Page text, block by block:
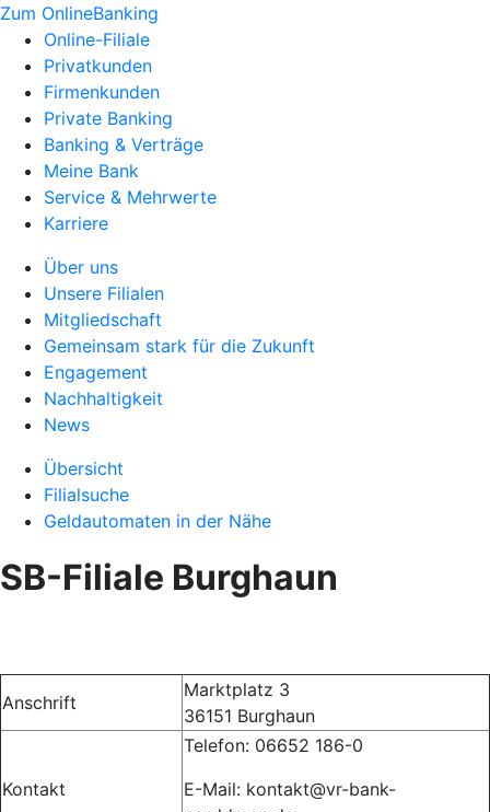
Zum OnlineBanking
Online-Filiale
Privatkunden
Firmenkunden
Private Banking
Banking & Verträge
Meine Bank
Service & Mehrwerte
Karriere
Über uns
Unsere Filialen
Mitgliedschaft
Gemeinsam stark für die Zukunft
Engagement
Nachhaltigkeit
News
Übersicht
Filialsuche
Geldautomaten in der Nähe
SB-Filiale Burghaun
Anschrift
Marktplatz 3
36151 Burghaun
Kontakt
Telefon: 06652 186-0
E-Mail: kontakt@vr-bank-